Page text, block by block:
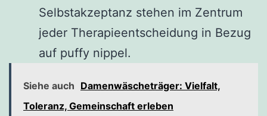
Selbstakzeptanz stehen im Zentrum
jeder Therapieentscheidung in Bezug
auf puffy nippel.
Siehe auch Damenwäscheträger: Vielfalt,
Toleranz, Gemeinschaft erleben